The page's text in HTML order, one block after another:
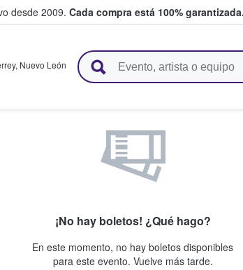
desde 2009. Cada compra está 100% garantizada.
boletos
, Nuevo León
¡No hay boletos! ¿Qué hago?
En este momento, no hay boletos disponibles
para este evento. Vuelve más tarde.